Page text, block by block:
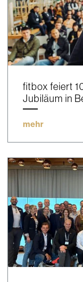
fitbox feiert
Jubiläum in
mehr